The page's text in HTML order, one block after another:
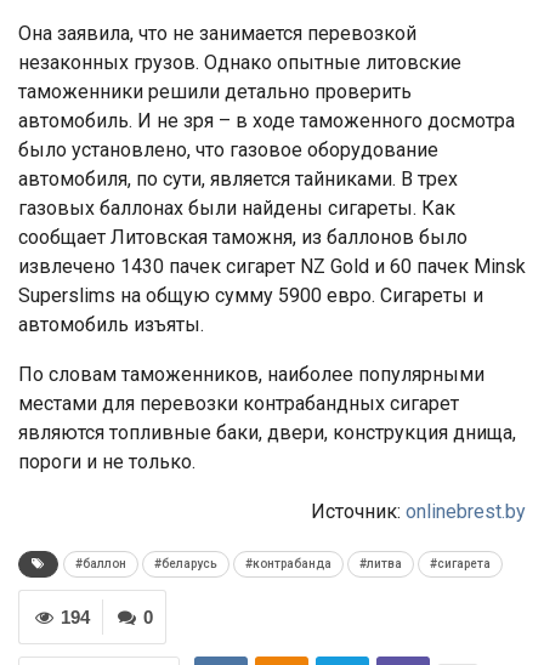
Она заявила, что не занимается перевозкой
незаконных грузов. Однако опытные литовские
таможенники решили детально проверить
автомобиль. И не зря – в ходе таможенного досмотра
было установлено, что газовое оборудование
автомобиля, по сути, является тайниками. В трех
газовых баллонах были найдены сигареты. Как
сообщает Литовская таможня, из баллонов было
извлечено 1430 пачек сигарет NZ Gold и 60 пачек Minsk
Superslims на общую сумму 5900 евро. Сигареты и
автомобиль изъяты.
По словам таможенников, наиболее популярными
местами для перевозки контрабандных сигарет
являются топливные баки, двери, конструкция днища,
пороги и не только.
Источник: onlinebrest.by
#баллон #беларусь #контрабанда #литва #сигарета
0
194